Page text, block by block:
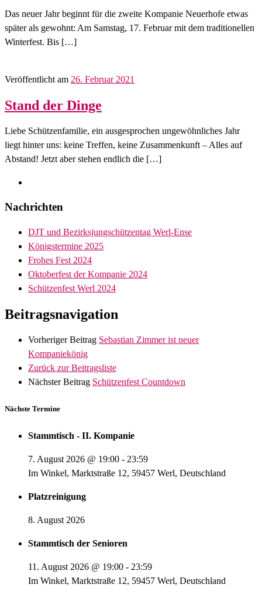
Das neuer Jahr beginnt für die zweite Kompanie Neuerhofe etwas
später als gewohnt: Am Samstag, 17. Februar mit dem traditionellen
Winterfest. Bis […]
Veröffentlicht am 26. Februar 2021
Stand der Dinge
Liebe Schützenfamilie, ein ausgesprochen ungewöhnliches Jahr
liegt hinter uns: keine Treffen, keine Zusammenkunft – Alles auf
Abstand! Jetzt aber stehen endlich die […]
Nachrichten
DJT und Bezirksjungschützentag Werl-Ense
Königstermine 2025
Frohes Fest 2024
Oktoberfest der Kompanie 2024
Schützenfest Werl 2024
Beitragsnavigation
Vorheriger Beitrag Sebastian Zimmer ist neuer
Kompaniekönig
Zurück zur Beitragsliste
Nächster Beitrag Schützenfest Countdown
Nächste Termine
Stammtisch - II. Kompanie
7. August 2026 @ 19:00 - 23:59
Im Winkel, Marktstraße 12, 59457 Werl, Deutschland
Platzreinigung
8. August 2026
Stammtisch der Senioren
11. August 2026 @ 19:00 - 23:59
Im Winkel, Marktstraße 12, 59457 Werl, Deutschland